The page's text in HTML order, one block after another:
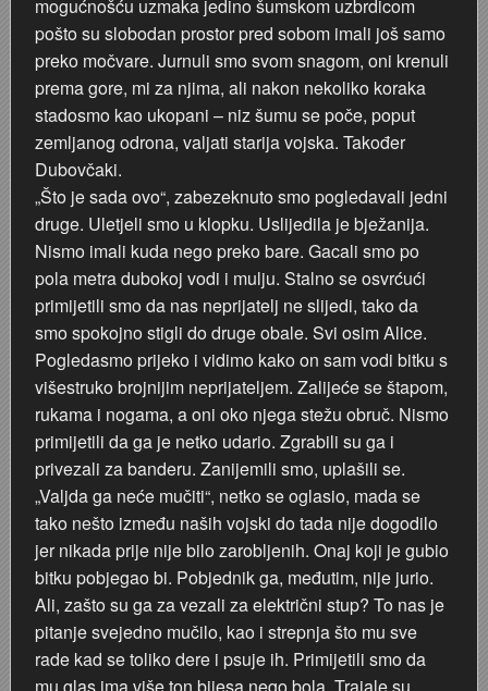
Plesna škola u Hrvatskom domu 1979.
P(j)eskari na Kupi
Otvaranje Muzeja Ribar u Vukmaniću 1968.
Nedjeljko Fak
Motocross na Starom gradu Dubovcu
Motocross na Šancu
mogućnošću uzmaka jedino šumskom uzbrdicom
pošto su slobodan prostor pred sobom imali još samo
preko močvare. Jurnuli smo svom snagom, oni krenuli
prema gore, mi za njima, ali nakon nekoliko koraka
stadosmo kao ukopani – niz šumu se poče, poput
zemljanog odrona, valjati starija vojska. Također
Dubovčaki.
„Što je sada ovo“, zabezeknuto smo pogledavali jedni
druge. Uletjeli smo u klopku. Uslijedila je bježanija.
Nismo imali kuda nego preko bare. Gacali smo po
pola metra dubokoj vodi i mulju. Stalno se osvrćući
primijetili smo da nas neprijatelj ne slijedi, tako da
smo spokojno stigli do druge obale. Svi osim Alice.
Pogledasmo prijeko i vidimo kako on sam vodi bitku s
višestruko brojnijim neprijateljem. Zalijeće se štapom,
rukama i nogama, a oni oko njega stežu obruč. Nismo
primijetili da ga je netko udario. Zgrabili su ga i
privezali za banderu. Zanijemili smo, uplašili se.
„Valjda ga neće mučiti“, netko se oglasio, mada se
tako nešto između naših vojski do tada nije dogodilo
jer nikada prije nije bilo zarobljenih. Onaj koji je gubio
bitku pobjegao bi. Pobjednik ga, međutim, nije jurio.
Ali, zašto su ga za vezali za električni stup? To nas je
pitanje svejedno mučilo, kao i strepnja što mu sve
rade kad se toliko dere i psuje ih. Primijetili smo da
mu glas ima više ton bijesa nego bola. Trajale su